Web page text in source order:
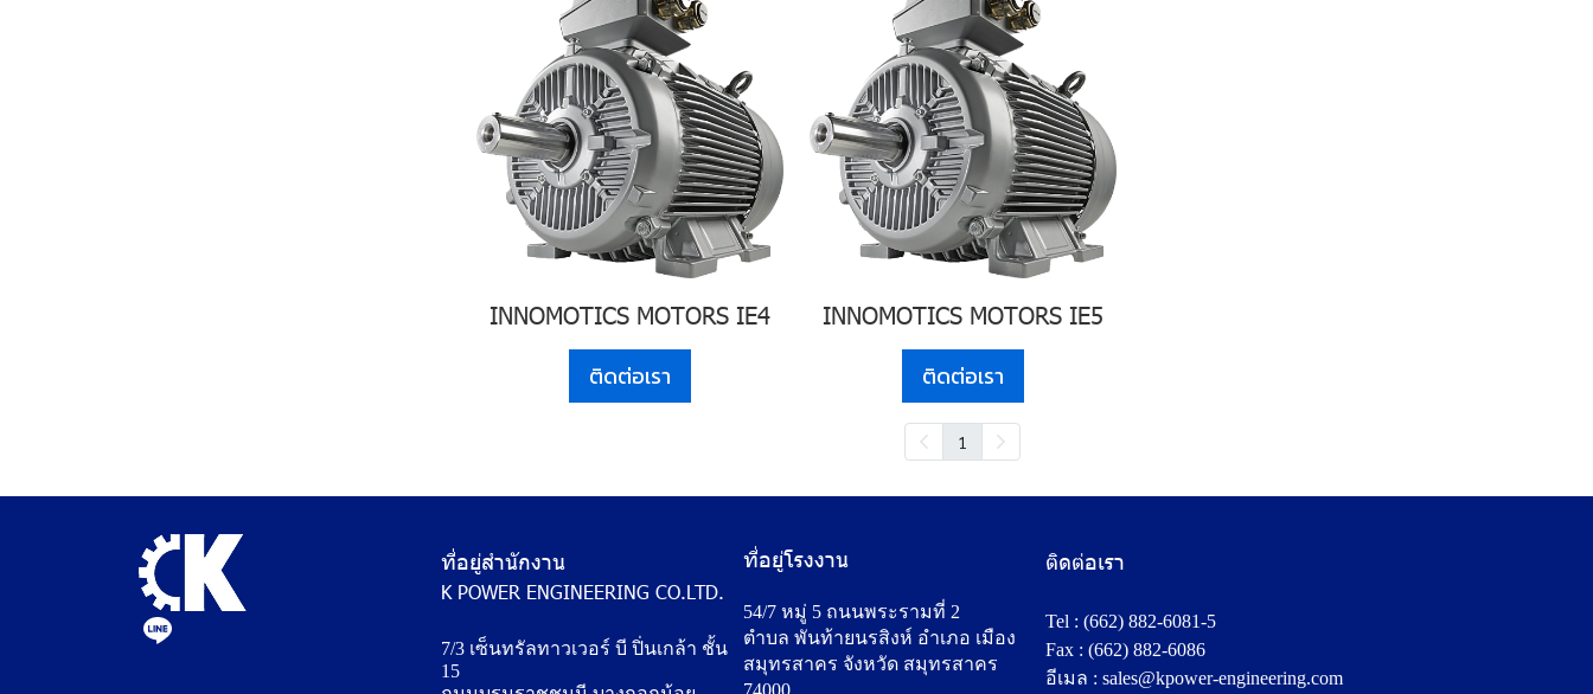
INNOMOTICS MOTORS IE4
ติดต่อเรา
INNOMOTICS MOTORS IE5
ติดต่อเรา
1
ที่อยู่สำนักงาน
K POWER ENGINEERING CO.LTD.
7/3 เซ็นทรัลทาวเวอร์ บี ปิ่นเกล้า ชั้น
15
ที่อยู่โรงงาน
54/7 หมู่ 5 ถนนพระรามที่ 2
ตำบล พันท้ายนรสิงห์ อำเภอ เมือง
สมุทรสาคร จังหวัด สมุทรสาคร
ติดต่อเรา
Tel : (662) 882-6081-5
Fax : (662) 882-6086
อีเมล : sales@kpower-engineering.com